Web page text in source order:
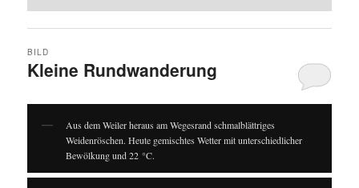
Kleine Rundwanderung
BILD
Aus dem Weiler heraus am Wegesrand schmalblättriges
Weidenröschen. Heute gemischtes Wetter mit unterschiedlicher
Bewölkung und 22 °C.